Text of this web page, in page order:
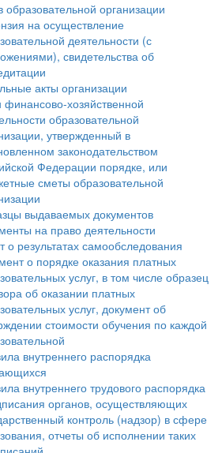
образовательной организации
на осуществление
деятельности (с
свидетельства об
акты организации
финансово-хозяйственной
образовательной
утвержденный в
законодательством
Федерации порядке, или
сметы образовательной
выдаваемых документов
на право деятельности
о результатах самообследования
о порядке оказания платных
услуг, в том числе образец
об оказании платных
услуг, документ об
стоимости обучения по каждой
внутреннего распорядка
внутреннего трудового распорядка
органов, осуществляющих
контроль (надзор) в сфере
отчеты об исполнении таких